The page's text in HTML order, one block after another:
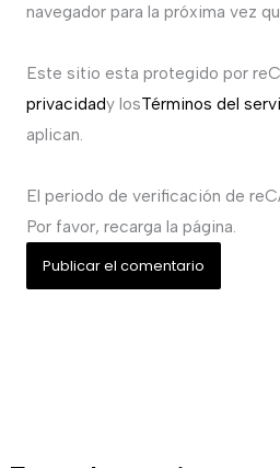
navegador para la próxima vez
Este sitio esta protegido por
privacidady losTérminos del
aplican.
El periodo de verificación de
Por favor, recarga la página.